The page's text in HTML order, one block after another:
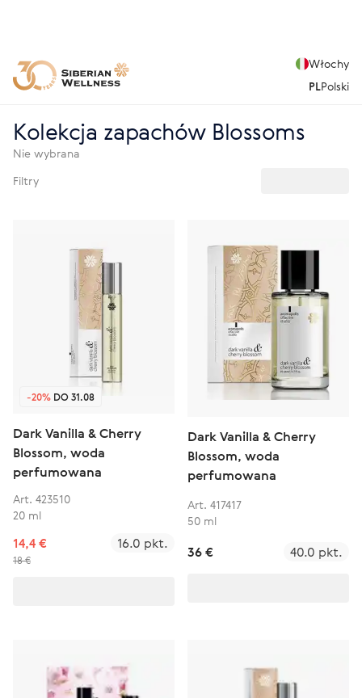
Włochy
PLPolski
Kolekcja zapachów Blossoms
Nie wybrana
Filtry
-20% DO 31.08
Dark Vanilla & Cherry
Blossom, woda
perfumowana
Art. 423510
20 ml
14,4 €
18 €
16.0 pkt.
Dark Vanilla & Cherry
Blossom, woda
perfumowana
Art. 417417
50 ml
36 € 40.0 pkt.